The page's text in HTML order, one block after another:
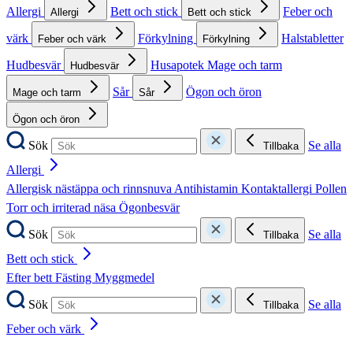
Allergi
Allergi Bett och stick Bett och stick
Feber och
värk
Feber och värk Förkylning Förkylning
Halstabletter
Hudbesvär
Hudbesvär Husapotek Mage och tarm
Mage och tarm Sår Sår Ögon och öron
Ögon och öron
Sök Tillbaka
Se alla
Allergi
Allergisk nästäppa och rinnsnuvaAntihistamin Kontaktallergi Pollen
Torr och irriterad näsa Ögonbesvär
Sök
Tillbaka
Se alla
Bett och stick
Efter bettFästing Myggmedel
Sök
Tillbaka
Se alla
Feber och värk